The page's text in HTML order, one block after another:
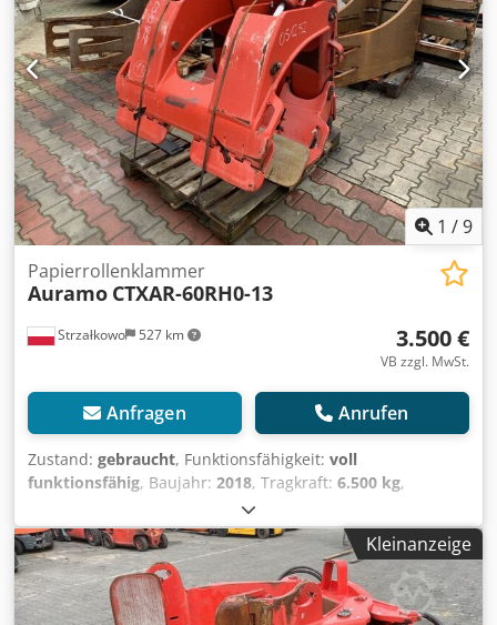
1 /9
Strzałkowo 527 km
Papierrollenklammer
Auramo CTXAR-60RH0-13
3.500 €
VB zzgl. MwSt.
Anfragen Anrufen
Zustand: gebraucht, Funktionsfähigkeit: voll
funktionsfähig, Baujahr: 2018, Tragkraft: 6.500 kg,
Papierrollenklammer ISO Klasse: ISO Klasse 4 = 5.000 -
10.000 kg Zustand: Einsatzbereit und voll funktionsfähig
Zustand Technisch: gut Beschreibung: ISO 3A/4A Year 2018
Capacity 6500 kg Opening range 500-1300 mm Width 930
mm Pad 1200x270 ID OS1252 Cjdpfjt S Sq Hex Aqterf
Kleinanzeige